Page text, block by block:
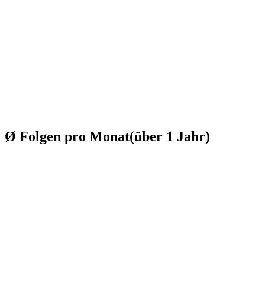
Ø Folgen pro Monat(über 1 Jahr)